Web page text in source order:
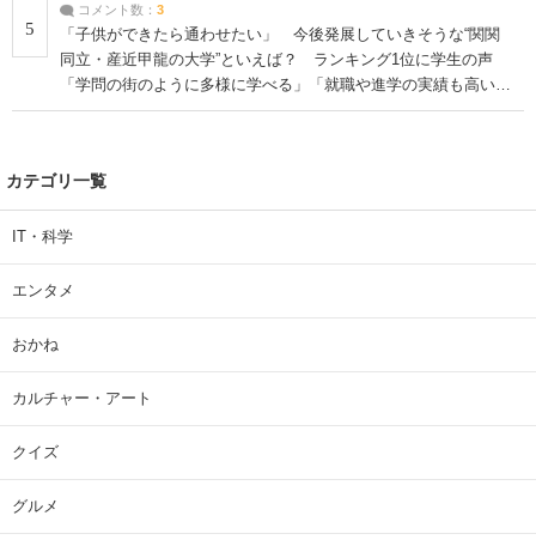
5
コメント数： 3
「子供ができたら通わせたい」 今後発展していきそうな“関関
同立・産近甲龍の大学”といえば？ ランキング1位に学生の声
「学問の街のように多様に学べる」「就職や進学の実績も高い」
| 大学 ねとらぼリサーチ
カテゴリ一覧
IT・科学
エンタメ
おかね
カルチャー・アート
クイズ
グルメ